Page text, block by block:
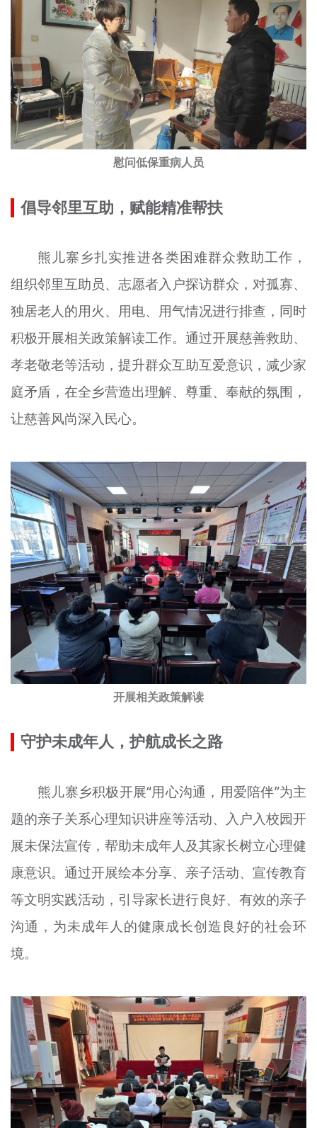
慰问低保重病人员
倡导邻里互助，赋能精准帮扶
熊儿寨乡扎实推进各类困难群众救助工作，
组织邻里互助员、志愿者入户探访群众，对孤寡、
独居老人的用火、用电、用气情况进行排查，同时
积极开展相关政策解读工作。通过开展慈善救助、
孝老敬老等活动，提升群众互助互爱意识，减少家
庭矛盾，在全乡营造出理解、尊重、奉献的氛围，
让慈善风尚深入民心。
开展相关政策解读
守护未成年人，护航成长之路
熊儿寨乡积极开展“用心沟通，用爱陪伴”为主
题的亲子关系心理知识讲座等活动、入户入校园开
展未保法宣传，帮助未成年人及其家长树立心理健
康意识。通过开展绘本分享、亲子活动、宣传教育
等文明实践活动，引导家长进行良好、有效的亲子
沟通，为未成年人的健康成长创造良好的社会环
境。